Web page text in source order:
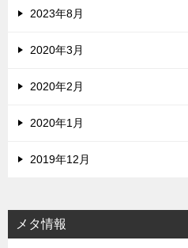
2023年8月
2020年3月
2020年2月
2020年1月
2019年12月
メタ情報